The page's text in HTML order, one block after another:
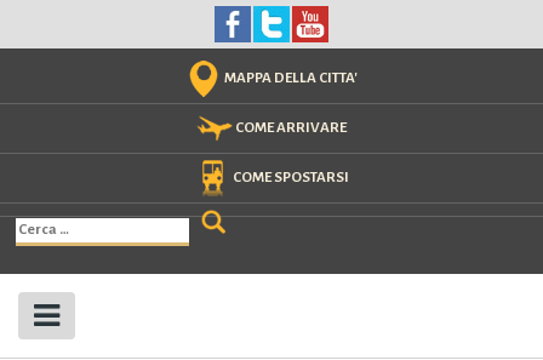
MAPPA DELLA CITTA'
COME ARRIVARE
COME SPOSTARSI
Ricerca
per: